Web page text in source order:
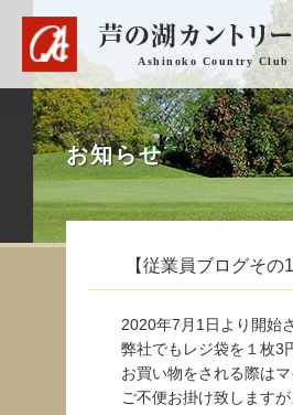
お知らせ
【従業員ブログそ
2020年7月1日より開始
弊社でもレジ袋を１枚3
お買い物をされる際は
ご不便お掛け致します